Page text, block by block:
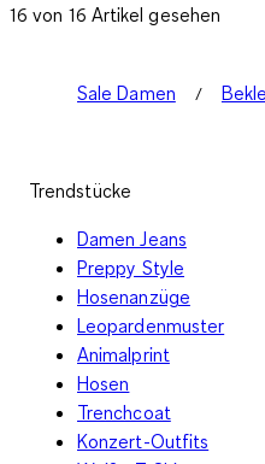
16 von 16 Artikel gesehen
Sale Damen
Trendstücke
Damen Jeans
Preppy Style
Hosenanzüge
Leopardenmuster
Animalprint
Hosen
Trenchcoat
Konzert-Outfits